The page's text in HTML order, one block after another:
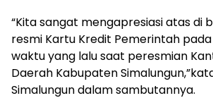
“Kita sangat mengapresiasi atas di
resmi Kartu Kredit Pemerintah
waktu yang lalu saat peresmian
Daerah Kabupaten
Simalungun dalam sambutannya.